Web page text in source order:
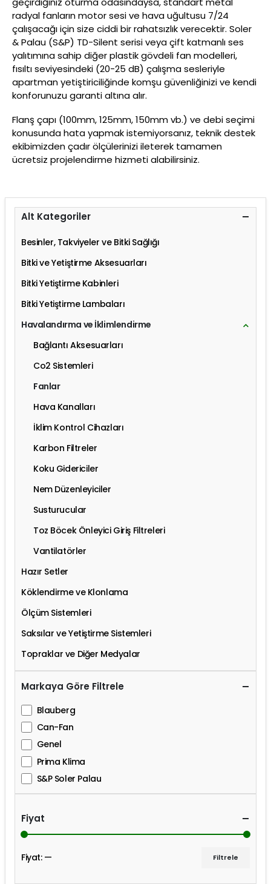
radyal fanların motor sesi ve hava uğultusu 7/24
çalışacağı için size ciddi bir rahatsızlık verecektir. Soler
& Palau (S&P) TD-Silent serisi veya çift katmanlı ses
yalıtımına sahip diğer plastik gövdeli fan modelleri,
fısıltı seviyesindeki (20-25 dB) çalışma sesleriyle
apartman yetiştiriciliğinde komşu güvenliğinizi ve kendi
konforunuzu garanti altına alır.
Flanş çapı (100mm, 125mm, 150mm vb.) ve debi seçimi
konusunda hata yapmak istemiyorsanız, teknik destek
ekibimizden çadır ölçülerinizi ileterek tamamen
ücretsiz projelendirme hizmeti alabilirsiniz.
Alt Kategoriler
Besinler, Takviyeler ve Bitki Sağlığı
Bitki ve Yetiştirme Aksesuarları
Bitki Yetiştirme Kabinleri
Bitki Yetiştirme Lambaları
Havalandırma ve İklimlendirme
Bağlantı Aksesuarları
Co2 Sistemleri
Fanlar
Hava Kanalları
İklim Kontrol Cihazları
Karbon Filtreler
Koku Gidericiler
Nem Düzenleyiciler
Susturucular
Toz Böcek Önleyici Giriş Filtreleri
Vantilatörler
Hazır Setler
Köklendirme ve Klonlama
Ölçüm Sistemleri
Saksılar ve Yetiştirme Sistemleri
Topraklar ve Diğer Medyalar
Markaya Göre Filtrele
Blauberg
Can-Fan
Genel
Prima Klima
S&P Soler Palau
Fiyat
Filtrele
Fiyat: —